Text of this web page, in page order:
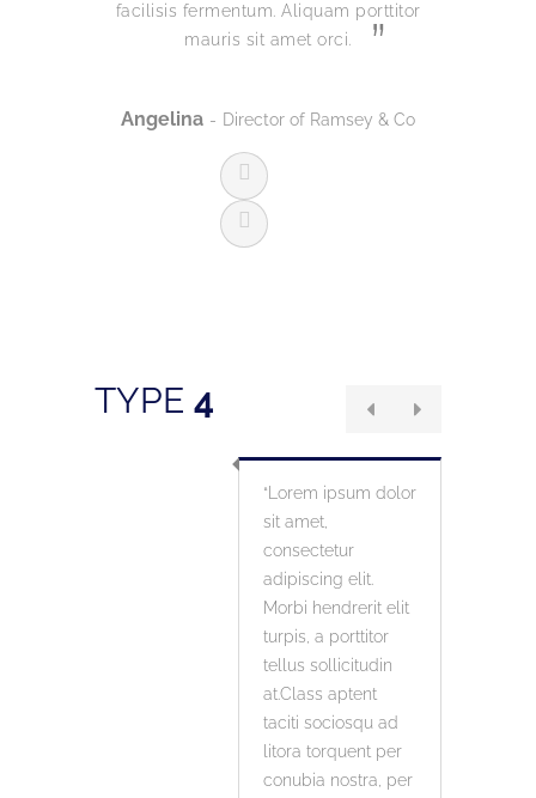
facilisis fermentum. Aliquam porttitor
mauris sit amet orci.
Angelina Director of Ramsey & Co
TYPE 4
Lorem ipsum dolor
sit amet,
consectetur
adipiscing elit.
Morbi hendrerit elit
turpis, a porttitor
tellus sollicitudin
at.Class aptent
taciti sociosqu ad
litora torquent per
conubia nostra, per